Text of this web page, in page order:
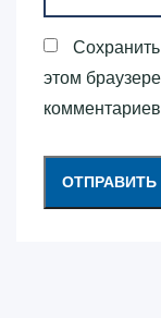
этом